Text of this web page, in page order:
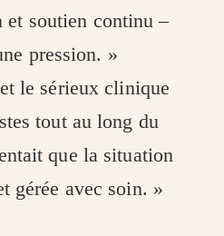
et soutien continu –
pression. »
le sérieux clinique
tout au long du
que la situation
gérée avec soin. »